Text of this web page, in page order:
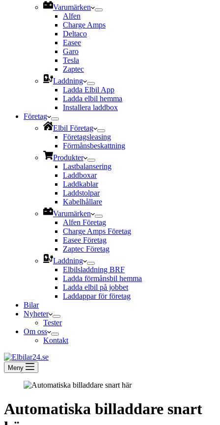
Varumärken
Alfen
Charge Amps
Deltaco
Easee
Garo
Tesla
Zaptec
Laddning
Ladda Elbil App
Ladda elbil hemma
Installera laddbox
Företag
Elbil Företag
Företagsleasing
Förmånsbeskattning
Produkter
Lastbalansering
Laddboxar
Laddkablar
Laddstolpar
Kabelhållare
Varumärken
Alfen Företag
Charge Amps Företag
Easee Företag
Zaptec Företag
Laddning
Elbilsladdning BRF
Ladda förmånsbil hemma
Ladda elbil på jobbet
Laddappar för företag
Bilar
Nyheter
Tester
Om oss
Kontakt
Meny
Automatiska billaddare snart